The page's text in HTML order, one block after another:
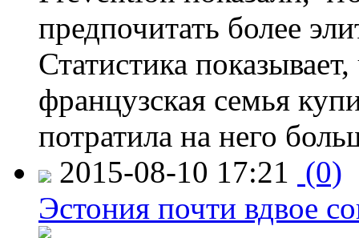
предпочитать более
Статистика
французская семья
потратила на него
2015-08-10 17:21 (0)
Эстония почти вдвое